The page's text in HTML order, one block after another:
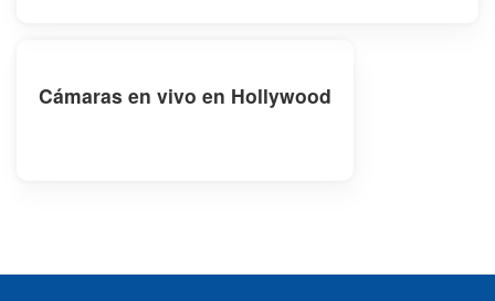
Cámaras en vivo en Hollywood